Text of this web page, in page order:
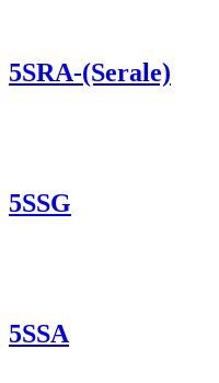
5SRA-(Serale)
5SSG
5SSA